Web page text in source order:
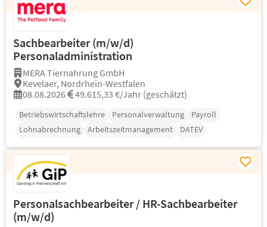
Sachbearbeiter (m/w/d)
Personaladministration
MERA Tiernahrung GmbH
Kevelaer, Nordrhein-Westfalen
08.08.2026
49.615,33 €/Jahr (geschätzt)
Betriebswirtschaftslehre Personalverwaltung
Payroll
Lohnabrechnung
Arbeitszeitmanagement DATEV
Personalsachbearbeiter / HR-Sachbearbeiter
(m/w/d)